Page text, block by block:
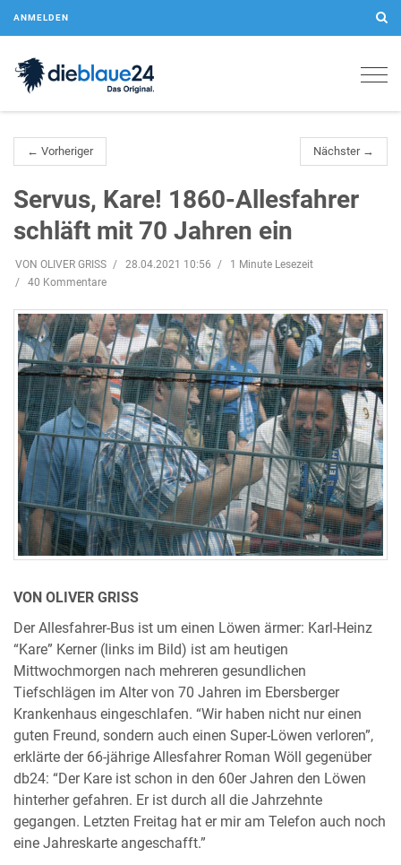
ANMELDEN
← Vorheriger Nächster →
Servus, Kare! 1860-Allesfahrer
schläft mit 70 Jahren ein
VON OLIVER GRISS 28.04.2021 10:56
1 Minute Lesezeit
40 Kommentare
VON OLIVER GRISS
Der Allesfahrer-Bus ist um einen Löwen ärmer: Karl-Heinz
“Kare” Kerner (links im Bild) ist am heutigen
Mittwochmorgen nach mehreren gesundlichen
Tiefschlägen im Alter von 70 Jahren im Ebersberger
Krankenhaus eingeschlafen. “Wir haben nicht nur einen
guten Freund, sondern auch einen Super-Löwen verloren”,
erklärte der 66-jährige Allesfahrer Roman Wöll gegenüber
db24: “Der Kare ist schon in den 60er Jahren den Löwen
hinterher gefahren. Er ist durch all die Jahrzehnte
gegangen. Letzten Freitag hat er mir am Telefon auch noch
eine Jahreskarte angeschafft.”